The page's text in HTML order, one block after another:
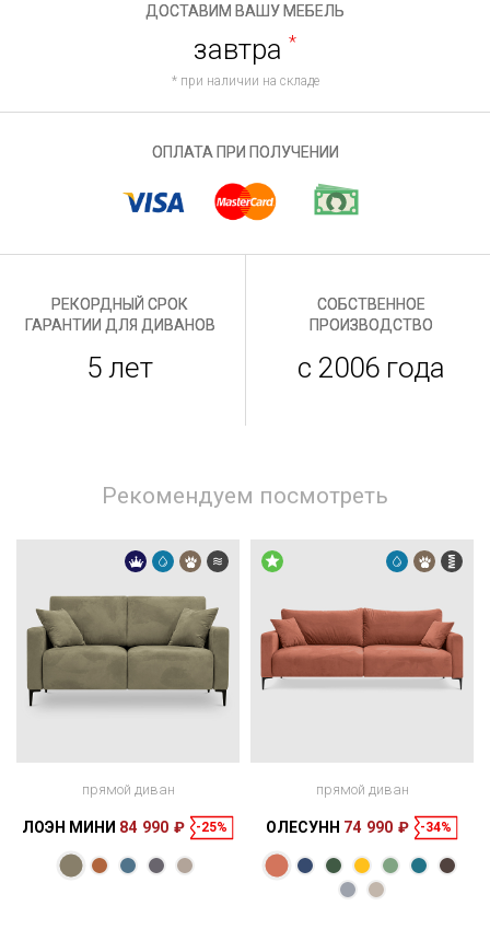
ДОСТАВИМ ВАШУ МЕБЕЛЬ
завтра *
* при наличии на складе
ОПЛАТА ПРИ ПОЛУЧЕНИИ
РЕКОРДНЫЙ СРОК
ГАРАНТИИ ДЛЯ ДИВАНОВ
5 лет
СОБСТВЕННОЕ
ПРОИЗВОДСТВО
с 2006 года
Рекомендуем посмотреть
Размеры
прямой диван
ЛОЭН МИНИ 84 990 ₽ -25%
Размеры
Спальное
прямой диван
ОЛЕСУНН 74 990 ₽ -34%